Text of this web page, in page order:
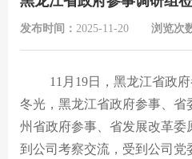
贵酒匠心
贵酒美文
贵酒樽系列
贵酒(金/红)系列
贵酒品系列
贵酒贵阳大曲系列
贵酒黔春酒系列
党团建设
厂区旅游
招标公告
中标公告
经营者信息
招聘中心
人才理念
社会招聘
校园招聘
发布时间： 2025-11-20 浏览次
11 月 19日，黑龙江省政
冬光，黑龙江省政府参事、省
州省政府参事、省发展改革委
到公司考察交流，受到公司党